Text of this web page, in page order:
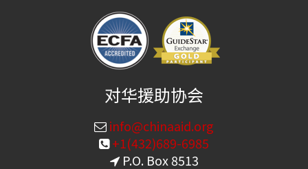
对华援助协会
info@chinaaid.org
+1(432)689-6985
P.O. Box 8513